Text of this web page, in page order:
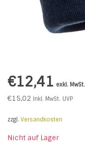
€12,41 exkl. MwSt.
€15,02 Inkl. MwSt. UVP
zzgl. Versandkosten
Nicht auf Lager